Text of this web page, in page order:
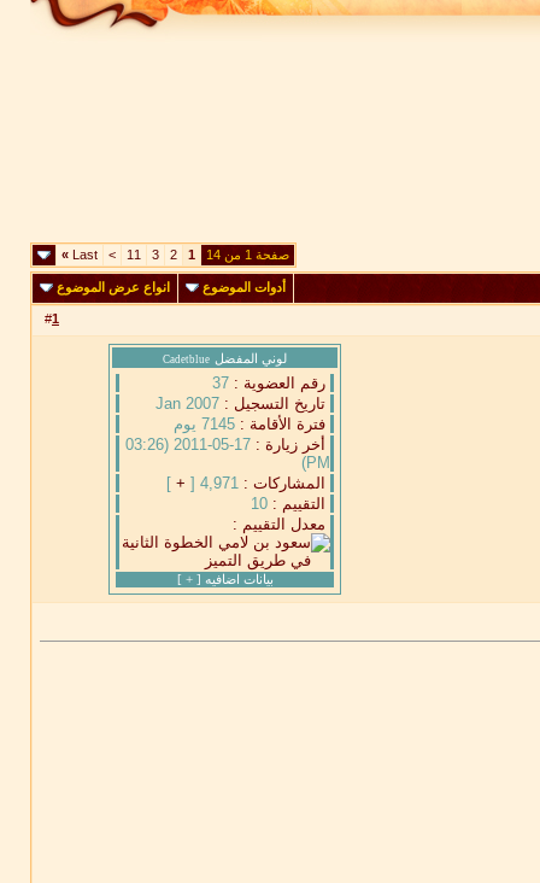
صفحة 1 من 14 1
2
3
11
>
Last
»
أدوات الموضوع انواع عرض الموضوع
#1
لوني المفضل Cadetblue
رقم العضوية : 37
تاريخ التسجيل : Jan 2007
فترة الأقامة : 7145 يوم
أخر زيارة :
17-05-2011 (03:26
PM)
المشاركات : 4,971 [
+
]
التقييم : 10
معدل التقييم :
بيانات اضافيه [+
]